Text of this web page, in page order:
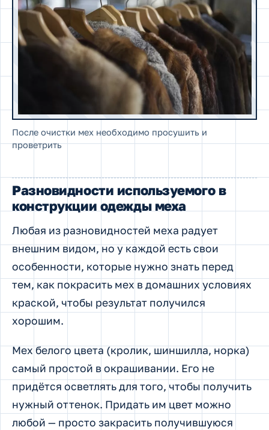
После очистки мех необходимо просушить и
проветрить
Разновидности используемого в
конструкции одежды меха
Любая из разновидностей меха радует
внешним видом, но у каждой есть свои
особенности, которые нужно знать перед
тем, как покрасить мех в домашних условиях
краской, чтобы результат получился
хорошим.
Мех белого цвета (кролик, шиншилла, норка)
самый простой в окрашивании. Его не
придётся осветлять для того, чтобы получить
нужный оттенок. Придать им цвет можно
любой — просто закрасить получившуюся